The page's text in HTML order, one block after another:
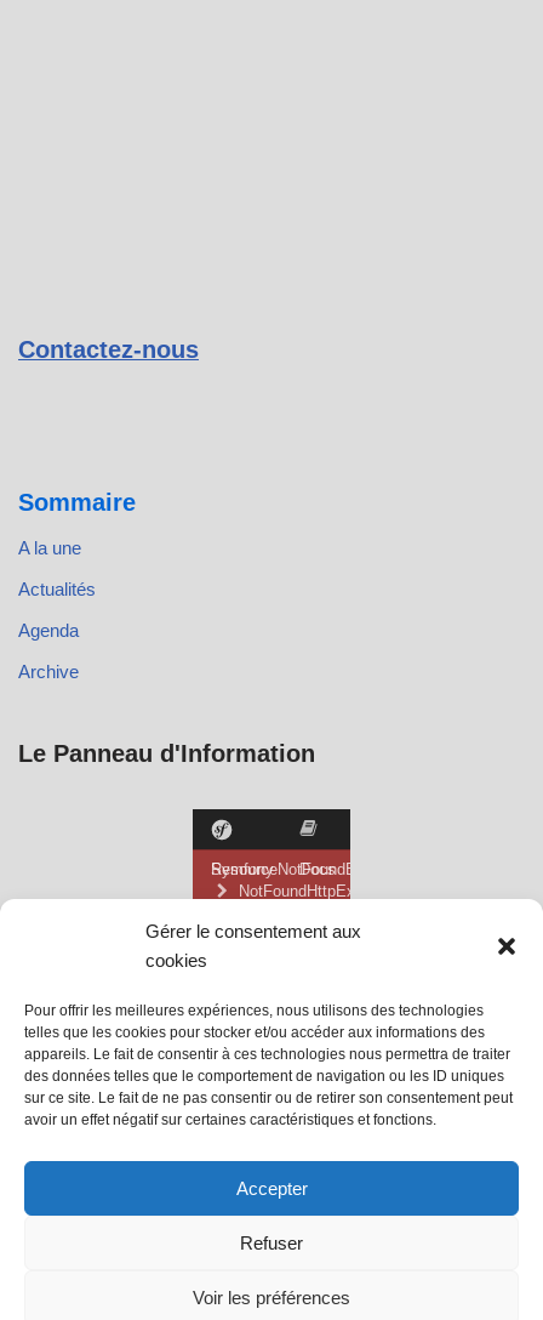
Gérer le consentement aux
cookies
Pour offrir les meilleures expériences, nous utilisons des technologies
telles que les cookies pour stocker et/ou accéder aux informations des
appareils. Le fait de consentir à ces technologies nous permettra de traiter
des données telles que le comportement de navigation ou les ID uniques
sur ce site. Le fait de ne pas consentir ou de retirer son consentement peut
avoir un effet négatif sur certaines caractéristiques et fonctions.
Accepter
Refuser
Voir les préférences
Contactez-nous
Sommaire
A la une
Actualités
Agenda
Archive
Le Panneau d'Information
@ Mairie de Grainville la Teinturière
Site propulsé par Tambour de Ville
@Grainville-la-teinturierementions légales